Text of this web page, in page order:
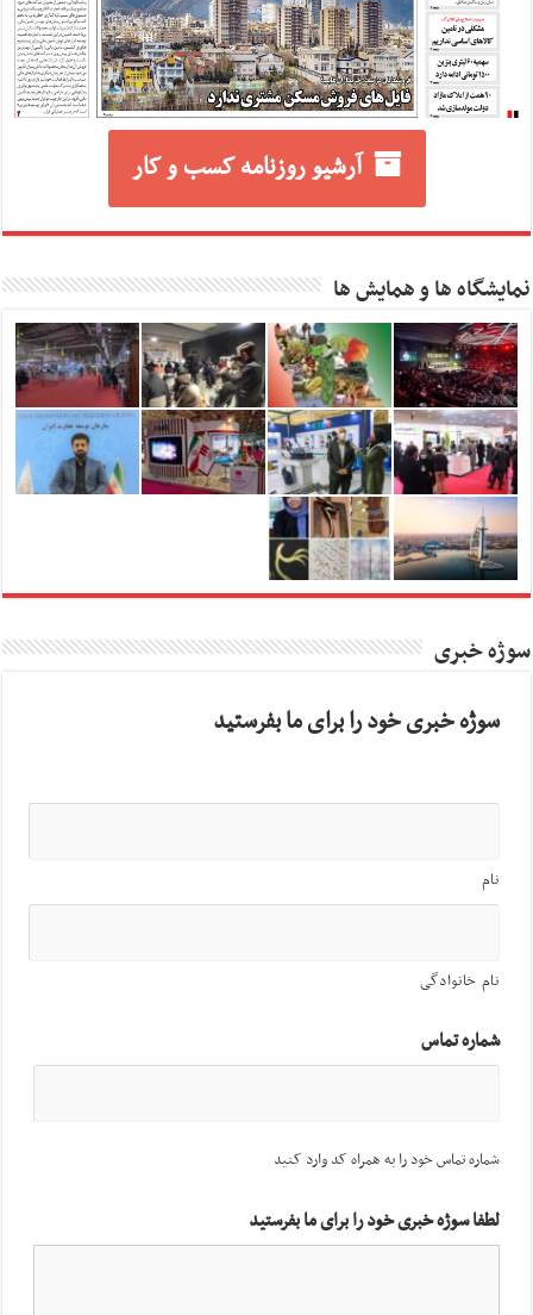
آرشیو روزنامه کسب و کار
نمایشگاه ها و همایش ها
سوژه خبری
سوژه خبری خود را برای ما بفرستید
نام
نام خانوادگی
شماره تماس
شماره تماس خود را به همراه کد وارد کنید
لطفا سوژه خبری خود را برای ما بفرستید